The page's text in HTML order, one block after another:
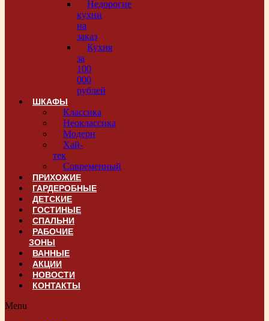
Недорогие
кухни
на
заказ
Кухня
за
100
000
рублей
ШКАФЫ
Классика
Неоклассика
Модерн
Хай-
тек
Современный
ПРИХОЖИЕ
ГАРДЕРОБНЫЕ
ДЕТСКИЕ
ГОСТИНЫЕ
СПАЛЬНИ
РАБОЧИЕ
ЗОНЫ
ВАННЫЕ
АКЦИИ
НОВОСТИ
КОНТАКТЫ
Menu